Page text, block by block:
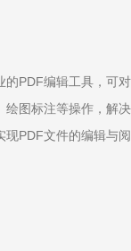
的PDF编辑工具，可对
绘图标注等操作，解决
现PDF文件的编辑与阅